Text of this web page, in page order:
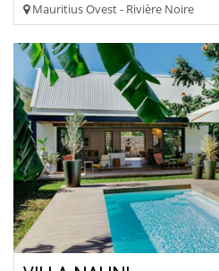
Mauritius Ovest - Rivière Noire